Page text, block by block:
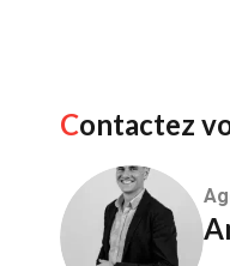
Contactez